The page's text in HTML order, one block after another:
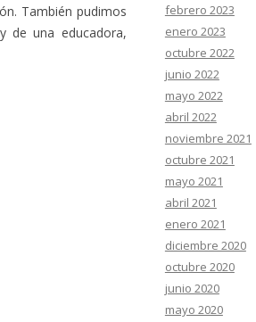
También pudimos
de una educadora,
febrero 2023
enero 2023
octubre 2022
junio 2022
mayo 2022
abril 2022
noviembre 2021
octubre 2021
mayo 2021
abril 2021
enero 2021
diciembre 2020
octubre 2020
junio 2020
mayo 2020